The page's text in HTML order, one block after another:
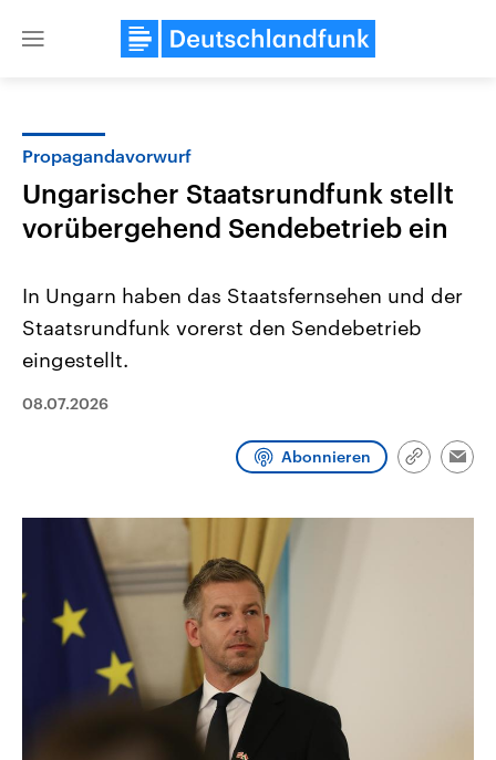
Close
2026
September 2026 einen neuen
Umfragen, Prognosen,
Wahlprogramme, aktuelle Berichte
und Hintergründe zu den Parteien
und Kandidaten der anstehenden
Wahl.
Wirtschaftlich und
gehören die Vereinigten
den mächtigsten Ländern
Sendungen Programm Podcasts
Audio-Archiv
Propagandavorwurf
Ungarischer Staatsrundfunk stellt
vorübergehend Sendebetrieb ein
In Ungarn haben das Staatsfernsehen und der
Staatsrundfunk vorerst den Sendebetrieb
eingestellt.
08.07.2026
Abonnieren
Link